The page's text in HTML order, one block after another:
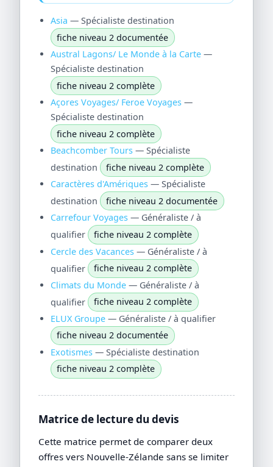
Asia — Spécialiste destination
fiche niveau 2 documentée
Austral Lagons/ Le Monde à la Carte—
Spécialiste destination
fiche niveau 2 complète
Açores Voyages/ Feroe Voyages—
Spécialiste destination
fiche niveau 2 complète
Beachcomber Tours— Spécialiste
destination
fiche niveau 2 complète
Caractères d'Amériques— Spécialiste
destination
fiche niveau 2 documentée
Carrefour Voyages— Généraliste / à
qualifier
fiche niveau 2 complète
Cercle des Vacances— Généraliste / à
qualifier
fiche niveau 2 complète
Climats du Monde— Généraliste / à
qualifier
fiche niveau 2 complète
ELUX Groupe— Généraliste / à qualifier
fiche niveau 2 documentée
Exotismes— Spécialiste destination
fiche niveau 2 complète
Matrice de lecture du devis
Cette matrice permet de comparer deux
offres vers Nouvelle-Zélande sans se limiter